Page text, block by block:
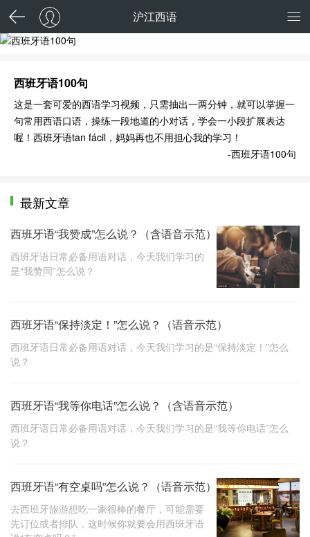
沪江西语
西班牙语100句
西班牙语100句
这是一套可爱的西语学习视频，只需抽出一两分钟，就可以掌握一
句常用西语口语，操练一段地道的小对话，学会一小段扩展表达
喔！西班牙语tan fácil，妈妈再也不用担心我的学习！
-西班牙语100句
最新文章
西班牙语“我赞成”怎么说？（含语音示范）
西班牙语日常必备用语对话，今天我们学习的
是“我赞同”怎么说？
西班牙语“保持淡定！”怎么说？（语音示范）
西班牙语日常必备用语对话，今天我们学习的是“保持淡定！”怎么
说？
西班牙语“我等你电话”怎么说？（含语音示范）
西班牙语日常必备用语对话，今天我们学习的是“我等你电话”怎么
说？
西班牙语“有空桌吗”怎么说？（语音示范）
去西班牙旅游想吃一家很棒的餐厅，可能需要
先订位或者排队，这时候你就要会用西班牙语